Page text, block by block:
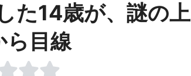
た14歳が、謎の上
ら目線